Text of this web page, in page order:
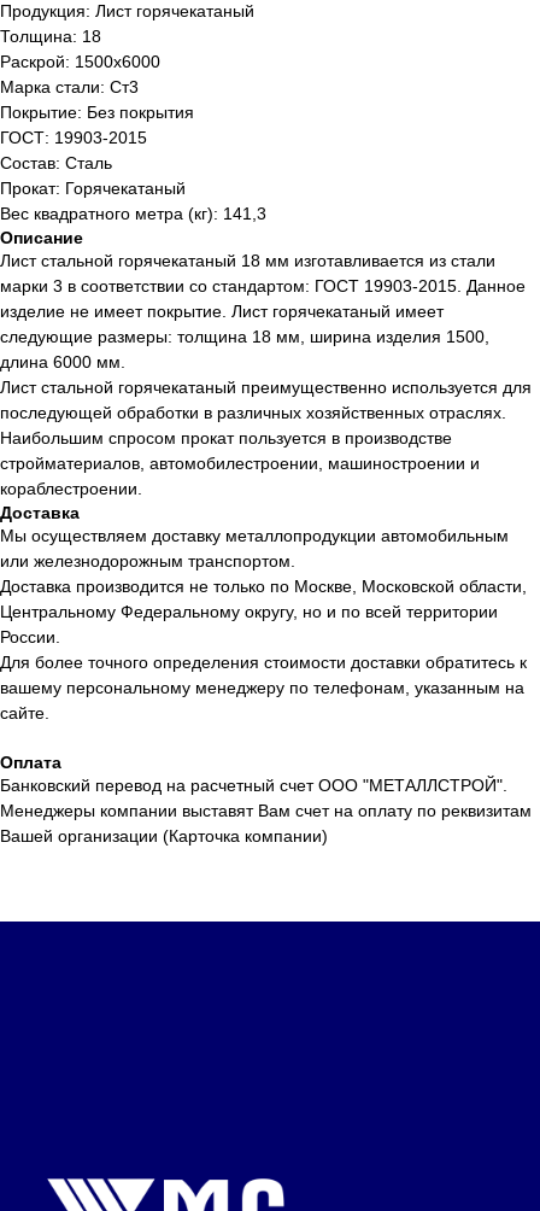
Продукция: Лист горячекатаный
Толщина: 18
Раскрой: 1500х6000
Марка стали: Ст3
Покрытие: Без покрытия
ГОСТ: 19903-2015
Состав: Сталь
Прокат: Горячекатаный
Вес квадратного метра (кг): 141,3
Описание
Лист стальной горячекатаный 18 мм изготавливается из стали
марки 3 в соответствии со стандартом: ГОСТ 19903-2015. Данное
изделие не имеет покрытие. Лист горячекатаный имеет
следующие размеры: толщина 18 мм, ширина изделия 1500,
длина 6000 мм.
Лист стальной горячекатаный преимущественно используется для
последующей обработки в различных хозяйственных отраслях.
Наибольшим спросом прокат пользуется в производстве
стройматериалов, автомобилестроении, машиностроении и
кораблестроении.
Доставка
Мы осуществляем доставку металлопродукции автомобильным
или железнодорожным транспортом.
Доставка производится не только по Москве, Московской области,
Центральному Федеральному округу, но и по всей территории
России.
Для более точного определения стоимости доставки обратитесь к
вашему персональному менеджеру по телефонам, указанным на
сайте.
Оплата
Банковский перевод на расчетный счет ООО "МЕТАЛЛСТРОЙ".
Менеджеры компании выставят Вам счет на оплату по реквизитам
Вашей организации (Карточка компании)